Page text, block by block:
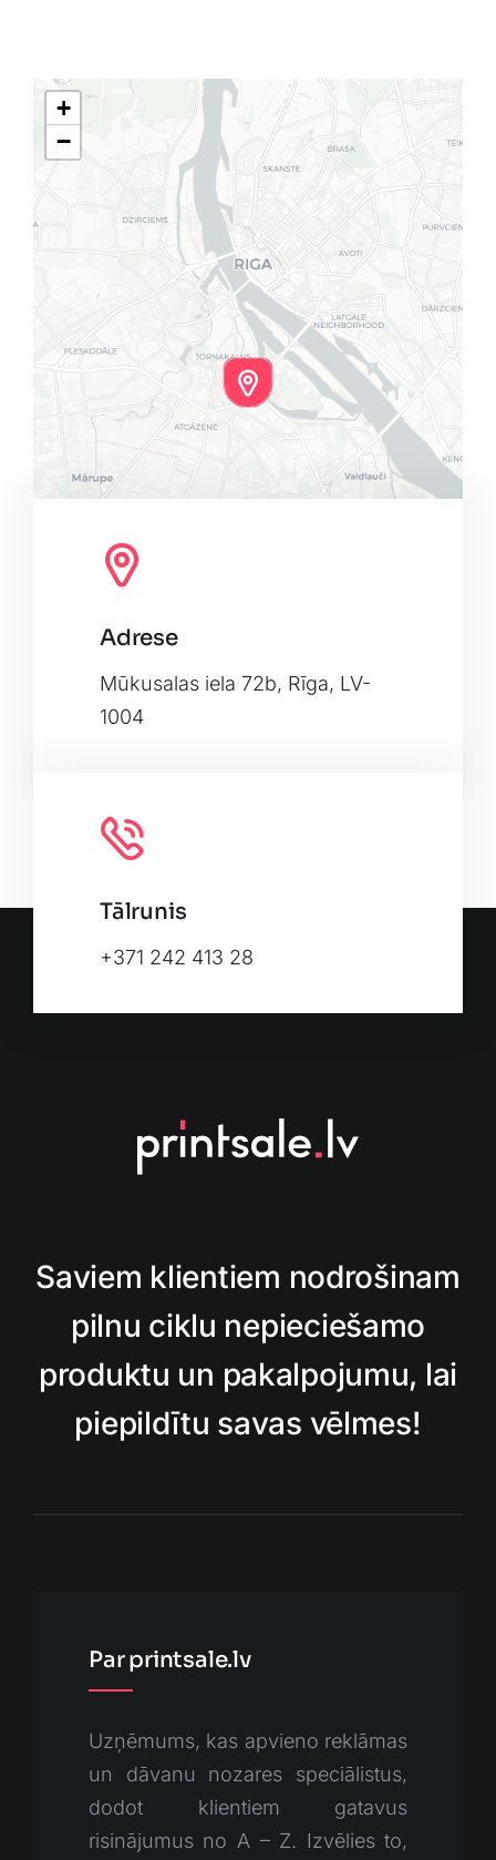
English
+
−
OpenStreetMap, under ODbL.
Adrese
Mūkusalas iela 72b, Rīga, LV-
1004
Tālrunis
+371 242 413 28
Saviem klientiem nodrošinam
pilnu ciklu nepieciešamo
produktu un pakalpojumu, lai
piepildītu savas vēlmes!
Par printsale.lv
Uzņēmums, kas apvieno reklāmas
un dāvanu nozares speciālistus,
dodot klientiem gatavus
risinājumus no A – Z. Izvēlies to,